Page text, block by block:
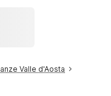
Valle d'Aosta